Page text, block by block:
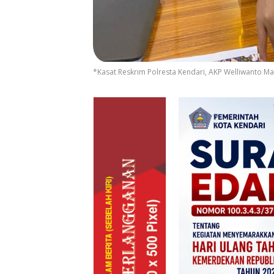
*Kasat Reskrim Polresta Kendari, AKP Welliwanto